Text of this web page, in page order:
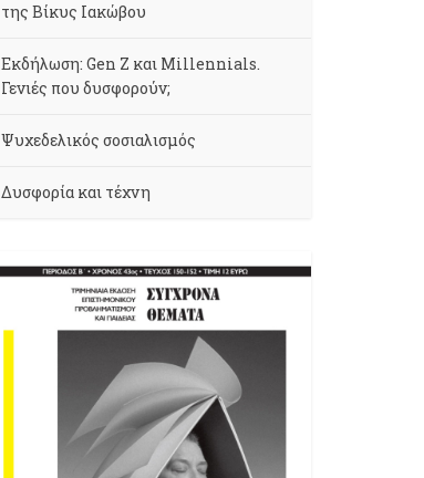
της Βίκυς Ιακώβου
Εκδήλωση: Gen Z και Millennials.
Γενιές που δυσφορούν;
Ψυχεδελικός σοσιαλισμός
Δυσφορία και τέχνη